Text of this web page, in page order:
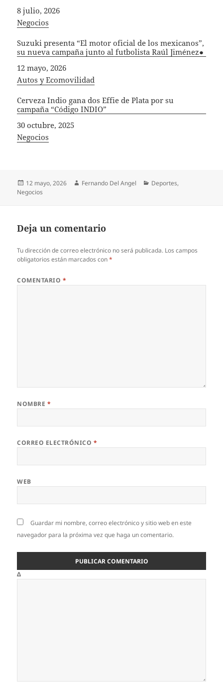
Fecha
8 julio, 2026
In relation to
Negocios
Suzuki presenta “El motor oficial de los mexicanos”,
su nueva campaña junto al futbolista Raúl Jiménez●
Fecha
12 mayo, 2026
In relation to
Autos y Ecomovilidad
Cerveza Indio gana dos Effie de Plata por su
campaña “Código INDIO”
Fecha
30 octubre, 2025
In relation to
Negocios
Publicado
el
12 mayo, 2026 Autor
Fernando Del Angel Categorías
Deportes,
Negocios
Deja un comentario
Tu dirección de correo electrónico no será publicada. Los campos
obligatorios están marcados con*
COMENTARIO *
NOMBRE *
CORREO ELECTRÓNICO *
WEB
Guardar mi nombre, correo electrónico y sitio web en este
navegador para la próxima vez que haga un comentario.
Δ